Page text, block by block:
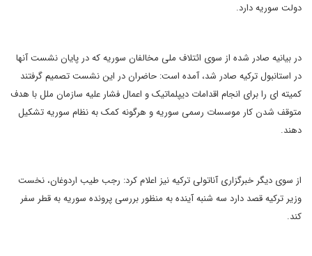
دولت سوریه دارد.
در بیانیه صادر شده از سوی ائتلاف ملی مخالفان سوریه که در پایان نشست آنها
در استانبول ترکیه صادر شد، آمده است: حاضران در این نشست تصمیم گرفتند
کمیته ای را برای انجام اقدامات دیپلماتیک و اعمال فشار علیه سازمان ملل با هدف
متوقف شدن کار موسسات رسمی سوریه و هرگونه کمک به نظام سوریه تشکیل
دهند.
از سوی دیگر خبرگزاری آناتولی ترکیه نیز اعلام کرد: رجب طیب اردوغان، نخست
وزیر ترکیه قصد دارد سه شنبه آینده به منظور بررسی پرونده سوریه به قطر سفر
کند.